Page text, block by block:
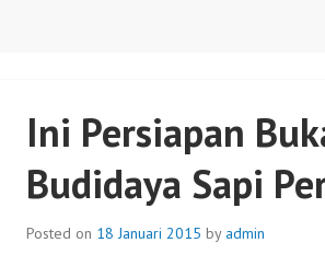
Ini Persiapan
Budidaya Sapi
Posted on 18 Januari 2015 by admin